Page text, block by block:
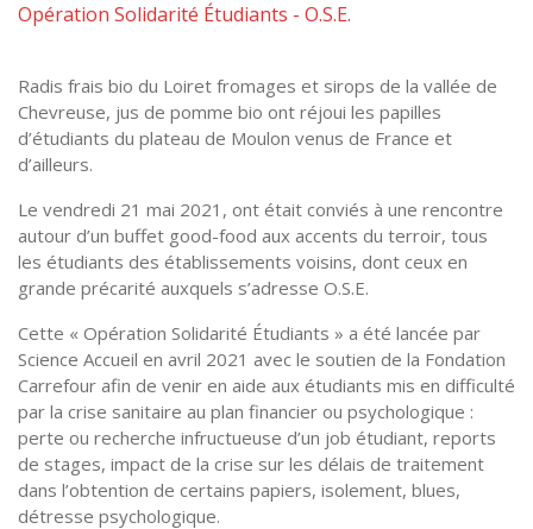
Opération Solidarité Étudiants - O.S.E.
Radis frais bio du Loiret fromages et sirops de la vallée de
Chevreuse, jus de pomme bio ont réjoui les papilles
d’étudiants du plateau de Moulon venus de France et
d’ailleurs.
Le vendredi 21 mai 2021, ont était conviés à une rencontre
autour d’un buffet good-food aux accents du terroir, tous
les étudiants des établissements voisins, dont ceux en
grande précarité auxquels s’adresse O.S.E.
Cette « Opération Solidarité Étudiants » a été lancée par
Science Accueil en avril 2021 avec le soutien de la Fondation
Carrefour afin de venir en aide aux étudiants mis en difficulté
par la crise sanitaire au plan financier ou psychologique :
perte ou recherche infructueuse d’un job étudiant, reports
de stages, impact de la crise sur les délais de traitement
dans l’obtention de certains papiers, isolement, blues,
détresse psychologique.